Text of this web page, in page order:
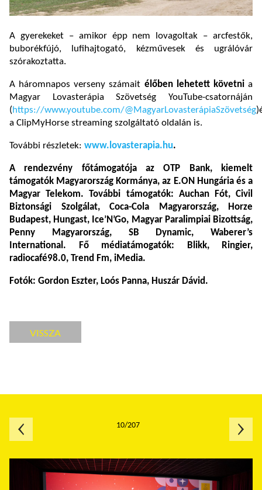
A gyerekeket – amikor épp nem lovagoltak – arcfestők,
buborékfújó, lufihajtogató, kézművesek és ugrálóvár
szórakoztatta.
A háromnapos verseny számait élőben lehetett követnia
Magyar Lovasterápia Szövetség YouTube-csatornáján
(https://www.youtube.com/@MagyarLovasterápiaSzövetség
a ClipMyHorse streaming szolgáltató oldalán is.
További részletek: www.lovasterapia.hu.
A rendezvény főtámogatója az OTP Bank, kiemelt
támogatók Magyarország Kormánya, az E.ON Hungária és a
Magyar Telekom. További támogatók: Auchan Fót, Civil
Biztonsági Szolgálat, Coca-Cola Magyarország, Horze
Budapest, Hungast, Ice’N’Go, Magyar Paralimpiai Bizottság,
Penny Magyarország, SB Dynamic, Waberer’s
International. Fő médiatámogatók: Blikk, Ringier,
radiocafé98.0, Trend Fm, iMedia.
Fotók: Gordon Eszter, Loós Panna, Huszár Dávid.
VISSZA
10/207